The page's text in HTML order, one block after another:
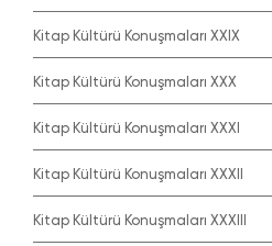
Kitap Kültürü Konuşmaları XXIX
Kitap Kültürü Konuşmaları XXX
Kitap Kültürü Konuşmaları XXXI
Kitap Kültürü Konuşmaları XXXII
Kitap Kültürü Konuşmaları XXXIII